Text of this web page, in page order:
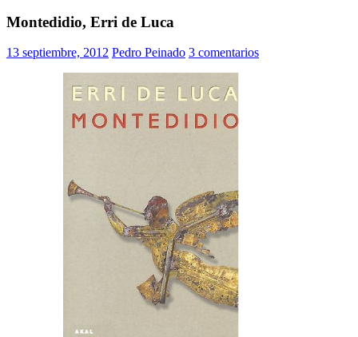
Montedidio, Erri de Luca
13 septiembre, 2012 Pedro Peinado 3 comentarios